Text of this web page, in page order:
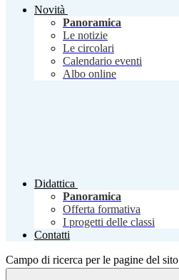
Novità
Panoramica
Le notizie
Le circolari
Calendario eventi
Albo online
Didattica
Panoramica
Offerta formativa
I progetti delle classi
Contatti
Campo di ricerca per le pagine del sito